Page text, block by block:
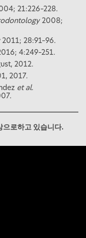
21:226–228.
2008;
2011; 28:91–96.
4:249–251.
2012.
2017.
et al.
으로하고 있습니다.